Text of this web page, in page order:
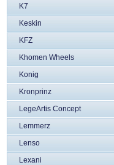
K7
Keskin
KFZ
Khomen Wheels
Konig
Kronprinz
LegeArtis Concept
Lemmerz
Lenso
Lexani